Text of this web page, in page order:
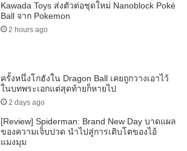
Kawada Toys ส่งตัวต่อชุดใหม่ Nanoblock Poké
Ball จาก Pokemon
2 hours ago
ครั้งหนึ่งโกฮังใน Dragon Ball เคยถูกวางเอาไว้
ในบทพระเอกแต่สุดท้ายก็หายไป
2 days ago
[Review] Spiderman: Brand New Day บาดแผล
ของความเจ็บปวด นำไปสู่การเติบโตของไอ้
แมงมุม